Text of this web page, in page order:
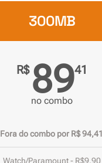
300MB
R$ 8941
no combo
Fora do combo por R$ 94,41
Watch/Paramount - R$9,90